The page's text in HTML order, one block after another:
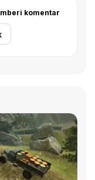
komentar